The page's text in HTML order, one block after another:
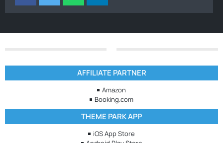
AFFILIATE PARTNER
Amazon
Booking.com
THEME PARK APP
iOS App Store